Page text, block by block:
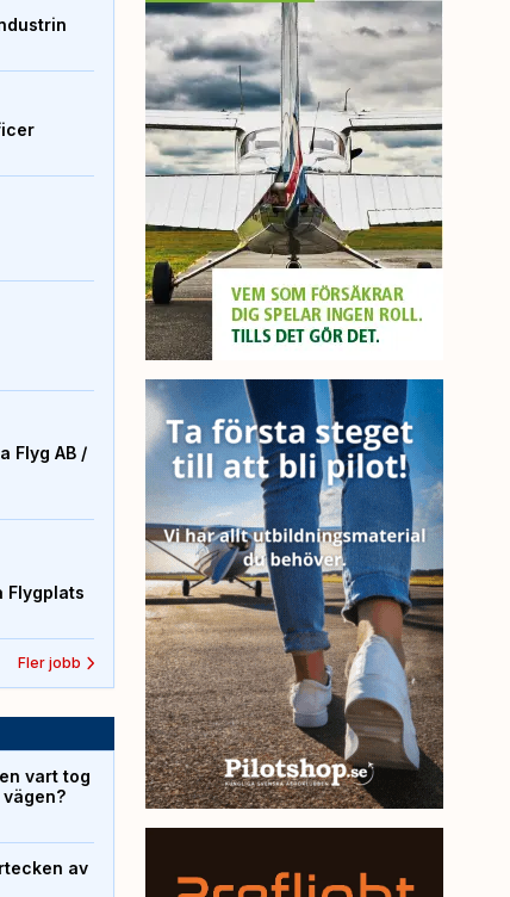
Flyg AB /
Flygplats
Fler jobb
vart tog
av